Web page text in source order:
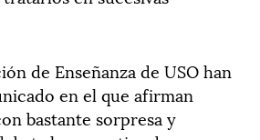
de Enseñanza de USO han
en el que afirman
bastante sorpresa y